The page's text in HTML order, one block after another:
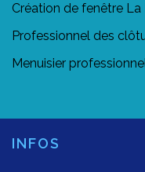
Création de fenêtre La
Professionnel des
Menuisier
INFOS